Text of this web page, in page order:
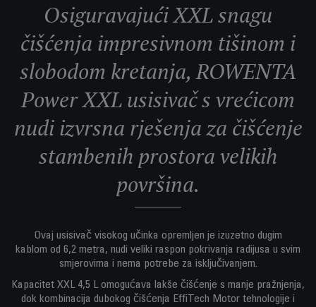
Osiguravajući XXL snagu
čišćenja impresivnom tišinom i
slobodom kretanja, ROWENTA
Power XXL usisivač s vrećicom
nudi izvrsna rješenja za čišćenje
stambenih prostora velikih
površina.
Ovaj usisivač visokog učinka opremljen je izuzetno dugim
kablom od 6,2 metra, nudi veliki raspon pokrivanja radijusa u svim
smjerovima i nema potrebe za isključivanjem.
Kapacitet XXL 4,5 L omogućava lakše čišćenje s manje pražnjenja,
dok kombinacija dubokog čišćenja EffiTech Motor tehnologije i